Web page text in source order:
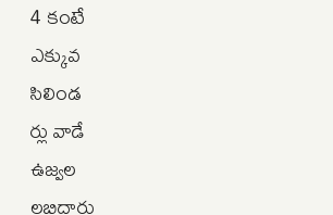
4 కంటే
ఎక్కువ
సిలిండ
ర్లు వాడే
ఉజ్వల
లబ్ధిదారు